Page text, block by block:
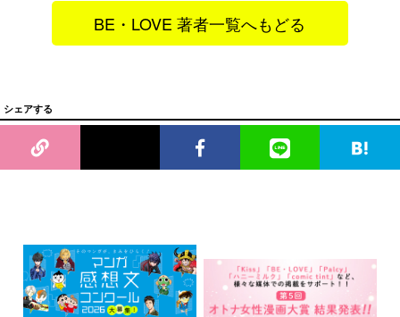
BE・LOVE 著者一覧へもどる
シェアする